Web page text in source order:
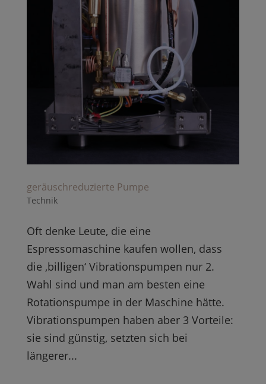
geräuschreduzierte Pumpe
Technik
Oft denke Leute, die eine
Espressomaschine kaufen wollen, dass
die ‚billigen‘ Vibrationspumpen nur 2.
Wahl sind und man am besten eine
Rotationspumpe in der Maschine hätte.
Vibrationspumpen haben aber 3 Vorteile:
sie sind günstig, setzten sich bei
längerer...